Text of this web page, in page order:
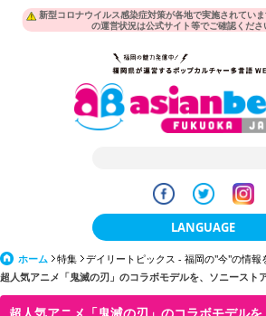
新型コロナウイルス感染症対策が各地で実施されてい
の運営状況は公式サイト等でご確認くださ
LANGUAGE
日本語
한국어
ホーム 特集
デイリートピックス - 福岡の"今"の情報
超人気アニメ「鬼滅の刃」のコラボモデルを、ソニースト
超人気アニメ「鬼滅の刃」のコラボモデル